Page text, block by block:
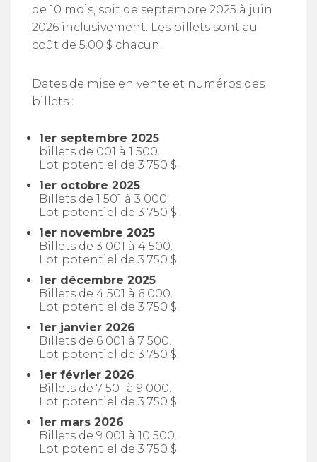
de 10 mois, soit de septembre 2025 à juin
2026 inclusivement. Les billets sont au
coût de 5.00 $ chacun.
Dates de mise en vente et numéros des
billets :
1er septembre 2025
billets de 001 à 1 500.
Lot potentiel de 3 750 $.
1er octobre 2025
Billets de 1 501 à 3 000.
Lot potentiel de 3 750 $.
1er novembre 2025
Billets de 3 001 à 4 500.
Lot potentiel de 3 750 $.
1er décembre 2025
Billets de 4 501 à 6 000.
Lot potentiel de 3 750 $.
1er janvier 2026
Billets de 6 001 à 7 500.
Lot potentiel de 3 750 $.
1er février 2026
Billets de 7 501 à 9 000.
Lot potentiel de 3 750 $.
1er mars 2026
Billets de 9 001 à 10 500.
Lot potentiel de 3 750 $.